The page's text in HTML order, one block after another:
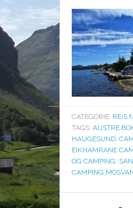
CATEGORIE: REIS
TAGS: AUSTRE
HAUGESUND,
EIKHAMRANE
OG CAMPING,
CAMPING